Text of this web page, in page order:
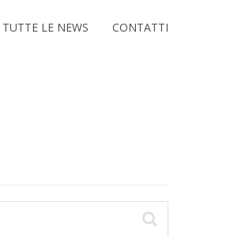
TUTTE LE NEWS CONTATTI